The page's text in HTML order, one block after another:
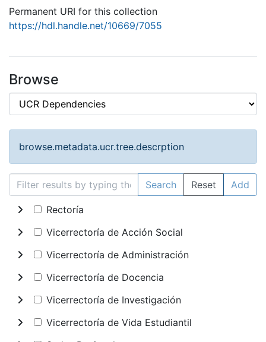
Statistics
Permanent URI for this collection
https://hdl.handle.net/10669/7055
Browse
browse.metadata.ucr.tree.descrption
Search Reset Add
Rectoría
Vicerrectoría de Acción Social
Vicerrectoría de Administración
Vicerrectoría de Docencia
Vicerrectoría de Investigación
Vicerrectoría de Vida Estudiantil